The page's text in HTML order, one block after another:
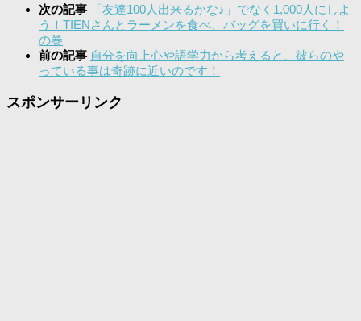
次の記事
「友達100人出来るかな♪」でなく1,000人にしよ
う！TIENさんとラーメンを食べ、バッグを買いに行く！
の巻
前の記事 自分を向上心や語学力から考えると、彼らのや
っている事は奇跡に近いのです！
スポンサーリンク